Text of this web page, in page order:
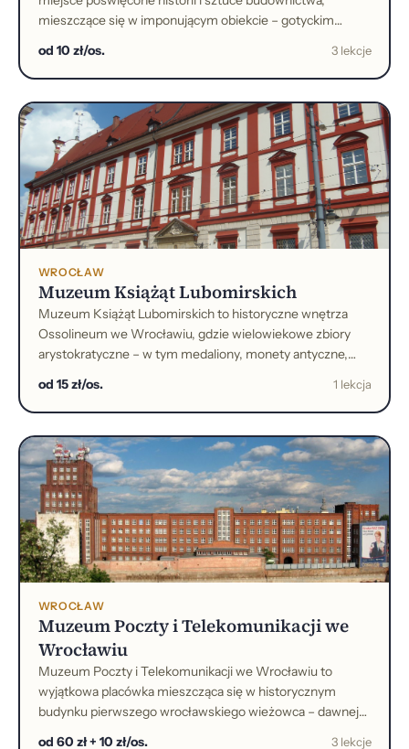
mieszczące się w imponującym obiekcie – gotyckim
od 10 zł/os. 3 lekcje
WROCŁAW
Muzeum Książąt Lubomirskich
Muzeum Książąt Lubomirskich to historyczne wnętrza
Ossolineum we Wrocławiu, gdzie wielowiekowe zbiory
arystokratyczne – w tym medaliony, monety antyczne,
kuratorskim.
od 15 zł/os. 1 lekcja
WROCŁAW
Muzeum Poczty i Telekomunikacji we
Wrocławiu
Muzeum Poczty i Telekomunikacji we Wrocławiu to
wyjątkowa placówka mieszcząca się w historycznym
budynku pierwszego wrocławskiego wieżowca – dawnej
od 60 zł + 10 zł/os. 3 lekcje